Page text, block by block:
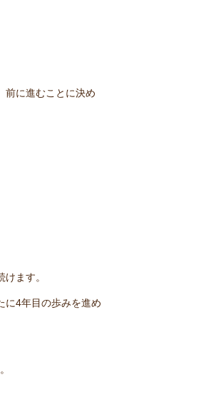
前に進むことに決め
ます。
に4年目の歩みを進め